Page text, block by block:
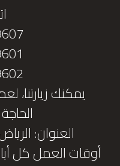
يمكنك زيارتنا،
العنوان:
أوقات العمل كل